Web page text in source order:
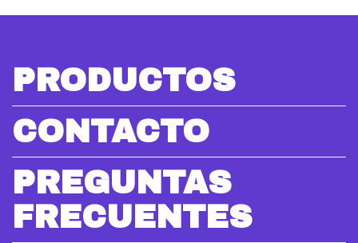
PRODUCTOS
CONTACTO
PREGUNTAS
FRECUENTES